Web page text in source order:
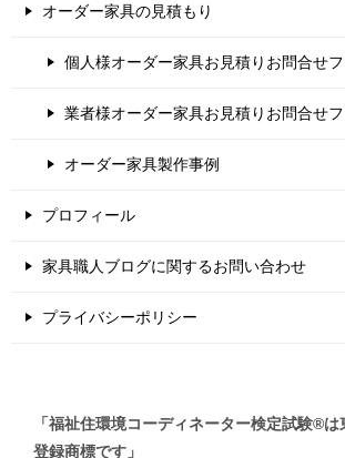
オーダー家具の見積もり
個人様オーダー家具お見積りお問合せ
業者様オーダー家具お見積りお問合せ
オーダー家具製作事例
プロフィール
家具職人ブログに関するお問い合わせ
プライバシーポリシー
「福祉住環境コーディネーター検定試験®
登録商標です」